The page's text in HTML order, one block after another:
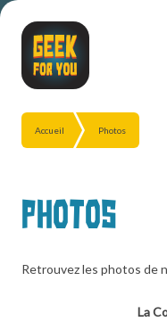
Accueil Photos
Photos
Retrouvez les photos de
La